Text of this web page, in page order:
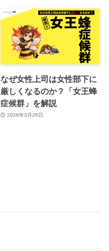
なぜ女性上司は女性部下に
厳しくなるのか？「女王蜂
症候群」を解説
2026年3月26日